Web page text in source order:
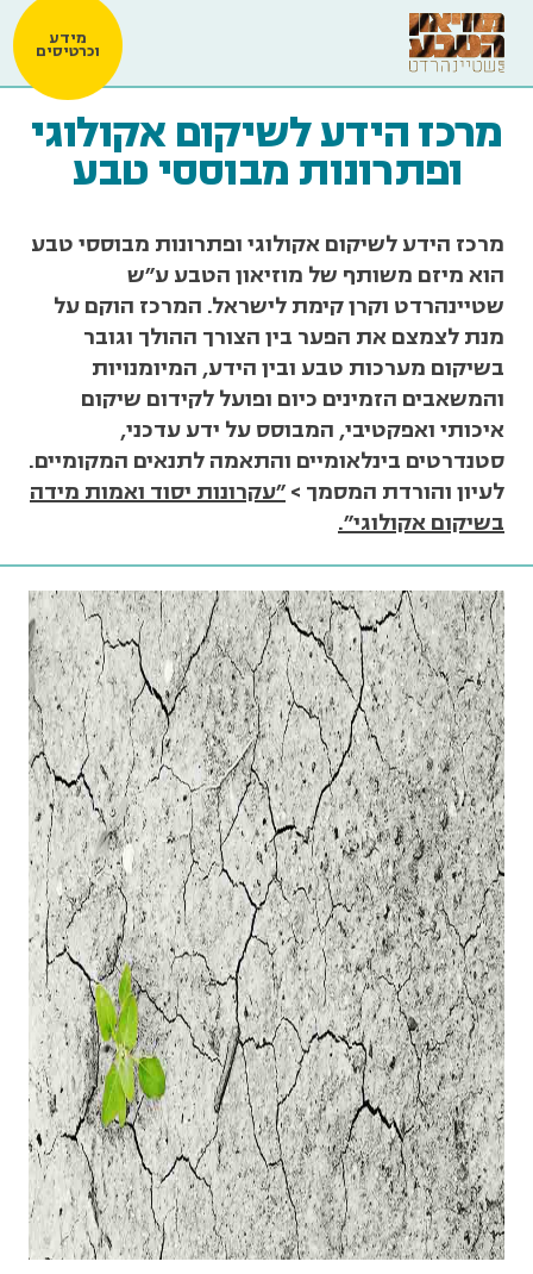
מידע
וכרטיסים
מרכז הידע לשיקום אקולוגי
ופתרונות מבוססי טבע
מרכז הידע לשיקום אקולוגי ופתרונות מבוססי טבע
הוא מיזם משותף של מוזיאון הטבע ע"ש
שטיינהרדט וקרן קימת לישראל. המרכז הוקם על
מנת לצמצם את הפער בין הצורך ההולך וגובר
בשיקום מערכות טבע ובין הידע, המיומנויות
והמשאבים הזמינים כיום ופועל לקידום שיקום
איכותי ואפקטיבי, המבוסס על ידע עדכני,
סטנדרטים בינלאומיים והתאמה לתנאים המקומיים.
לעיון והורדת המסמך >"עקרונות יסוד ואמות מידה
בשיקום אקולוגי".